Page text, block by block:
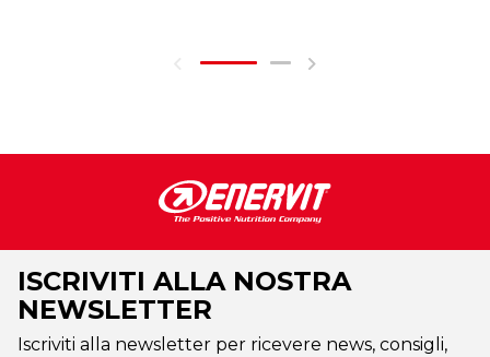
ISCRIVITI ALLA NOSTRA
NEWSLETTER
Iscriviti alla newsletter per ricevere news, consigli,